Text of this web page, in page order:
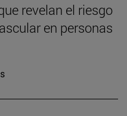
revelan el riesgo
en personas